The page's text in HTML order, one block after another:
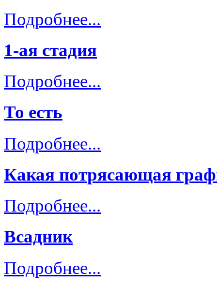
Подробнее...
1-ая стадия
Подробнее...
То есть
Подробнее...
Какая потрясающая
Подробнее...
Всадник
Подробнее...